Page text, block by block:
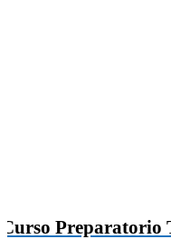
Curso Preparatorio